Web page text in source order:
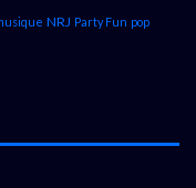
NRJ Party Fun pop